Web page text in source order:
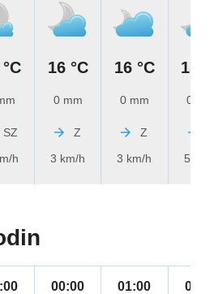
SZ
h
16 °C
0 mm
Z
3 km/h
16 °C
0 mm
Z
3 km/h
15 °C
0 mm
5 km/h
00:00 01:00 02:00